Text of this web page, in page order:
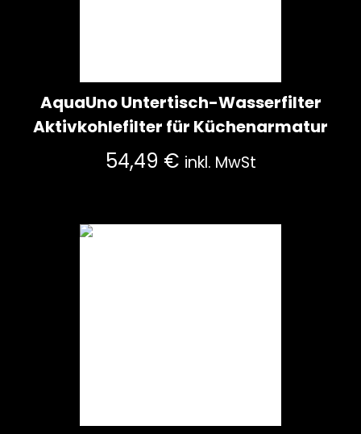
AquaUno Untertisch-Wasserfilter
Aktivkohlefilter für Küchenarmatur
54,49 € inkl. MwSt